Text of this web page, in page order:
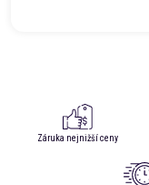
Záruka nejnižší ceny